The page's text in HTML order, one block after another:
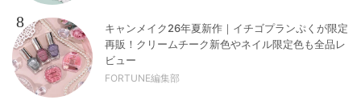
8
キャンメイク26年夏新作｜イチゴプランぷくが限定
再販！クリームチーク新色やネイル限定色も全品レ
ビュー
FORTUNE編集部